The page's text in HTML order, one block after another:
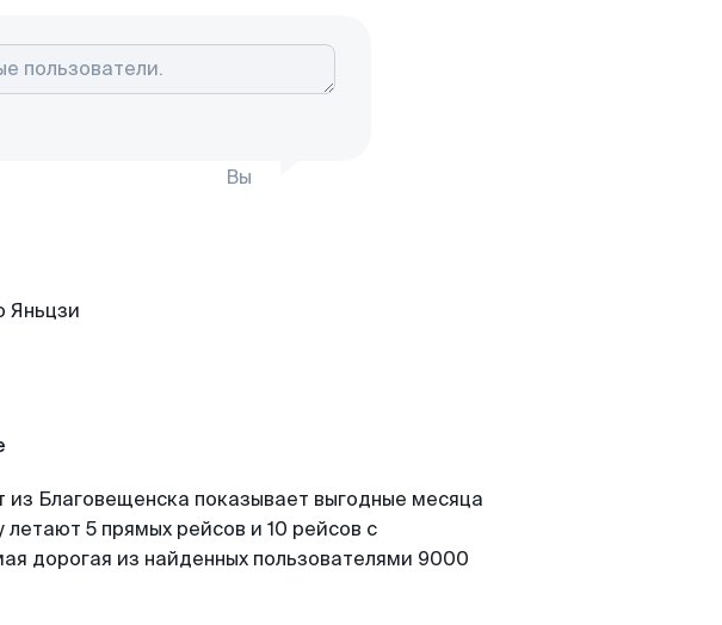
Вы
из Благовещенска показывает выгодные месяца
5 прямых рейсов и 10 рейсов с
дорогая из найденных пользователями 9000